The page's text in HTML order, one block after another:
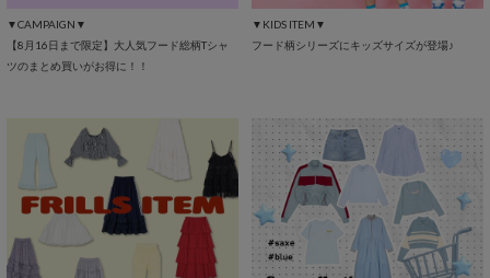
▼CAMPAIGN▼
【8月16日まで限定】大人気フード総柄Tシャ
ツのまとめ買いがお得に！！
▼KIDS ITEM▼
フード柄シリーズにキッズサイズが登場♪